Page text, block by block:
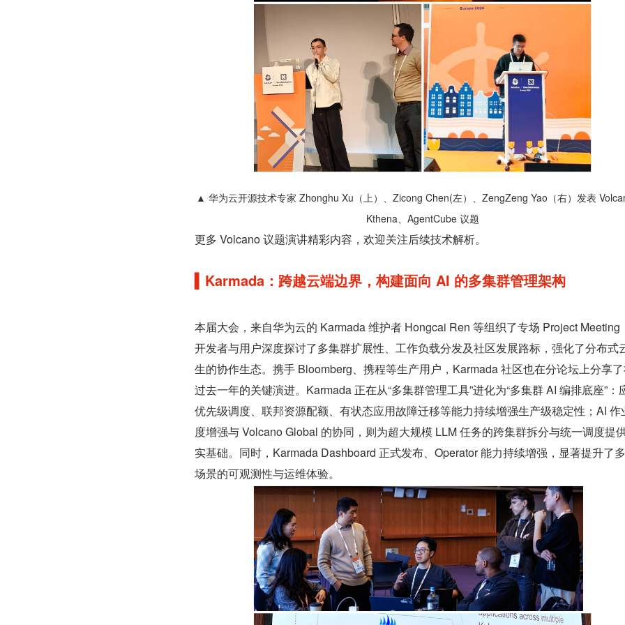
▲ 华为云开源技术专家 Zhonghu Xu（上）、Zicong Chen(左）、ZengZeng Yao（右）发表
Kthena、AgentCube 议题
更多 Volcano 议题演讲精彩内容，欢迎关注后续技术解析。
▍Karmada：跨越云端边界，构建面向 AI 的多集群管理架构
本届大会，来自华为云的 Karmada 维护者 Hongcai Ren 等组织了专场 Project Meeting
开发者与用户深度探讨了多集群扩展性、工作负载分发及社区发展路标，强化了分布式
生的协作生态。携手 Bloomberg、携程等生产用户，Karmada 社区也在分论坛上分享
过去一年的关键演进。Karmada 正在从“多集群管理工具”进化为“多集群 AI 编排底座”：
优先级调度、联邦资源配额、有状态应用故障迁移等能力持续增强生产级稳定性；AI 作
度增强与 Volcano Global 的协同，则为超大规模 LLM 任务的跨集群拆分与统一调度提
实基础。同时，Karmada Dashboard 正式发布、Operator 能力持续增强，显著提升了
场景的可观测性与运维体验。